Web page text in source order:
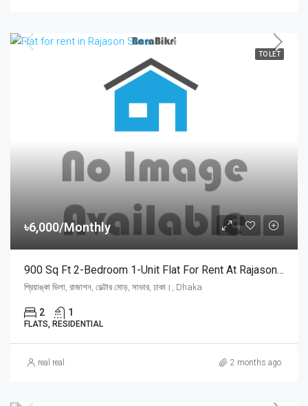
TO LET
৳6,000/Monthly
900 Sq Ft 2-Bedroom 1-Unit Flat For Rent At Rajason Deltar Mor, Savar | সাভার রাজাশন ডেল্টার মোড়ে প্রিয়াঙ্কা ভিলায় ৬,০০০ টাকায় ৯০০ স্কয়ার ফিটের ১ ইউনিটের ফ্ল্যাট ভাড়া
প্রিয়াঙ্কা ভিলা, রাজাশন, ডেল্টার মোড়, সাভার, ঢাকা।, Dhaka
2 1
FLATS, RESIDENTIAL
real real 2 months ago